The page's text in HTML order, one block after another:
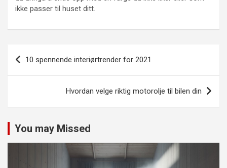
ikke passer til huset ditt.
Innleggsnavigasjon
10 spennende interiørtrender for 2021
Hvordan velge riktig motorolje til bilen din
You may Missed